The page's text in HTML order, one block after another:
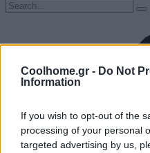
Coolhome.gr - Do Not
Information
If you wish to opt-out of the
processing of your personal
targeted advertising by us,